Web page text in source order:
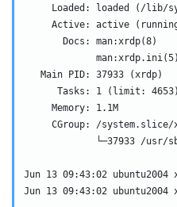
Loaded: loaded (/lib/
Active: active
       Docs: man:xrdp(8)
             man:xrdp.ini(5)
   Main PID: 37933 (xrdp)
      Tasks: 1 (limit: 4653)
     Memory: 1.1M
CGroup: /system.slice/
└─37933 /usr/
Jun 13 09:43:02
Jun 13 09:43:02